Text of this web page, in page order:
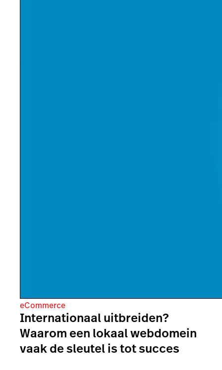
eCommerce
Internationaal uitbreiden?
Waarom een lokaal webdomein
vaak de sleutel is tot succes